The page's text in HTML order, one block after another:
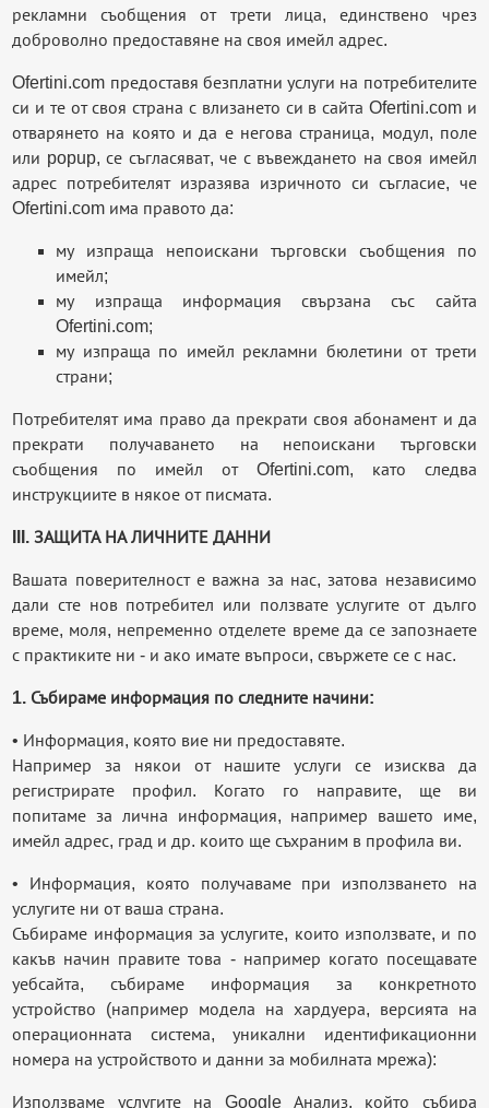
рекламни съобщения от трети лица, единствено чрез
доброволно предоставяне на своя имейл адрес.
Ofertini.com предоставя безплатни услуги на потребителите
си и те от своя страна с влизането си в сайта Ofertini.com и
отварянето на която и да е негова страница, модул, поле
или popup, се съгласяват, че с въвеждането на своя имейл
адрес потребителят изразява изричното си съгласие, че
Ofertini.com има правото да:
му изпраща непоискани търговски съобщения по
имейл;
му изпраща информация свързана със сайта
Ofertini.com;
му изпраща по имейл рекламни бюлетини от трети
страни;
Потребителят има право да прекрати своя абонамент и да
прекрати получаването на непоискани търговски
съобщения по имейл от Ofertini.com, като следва
инструкциите в някое от писмата.
III. ЗАЩИТА НА ЛИЧНИТЕ ДАННИ
Вашата поверителност е важна за нас, затова независимо
дали сте нов потребител или ползвате услугите от дълго
време, моля, непременно отделете време да се запознаете
с практиките ни - и ако имате въпроси, свържете се с нас.
1. Събираме информация по следните начини:
• Информация, която вие ни предоставяте.
Например за някои от нашите услуги се изисква да
регистрирате профил. Когато го направите, ще ви
попитаме за лична информация, например вашето име,
имейл адрес, град и др. които ще съхраним в профила ви.
• Информация, която получаваме при използването на
услугите ни от ваша страна.
Събираме информация за услугите, които използвате, и по
какъв начин правите това - например когато посещавате
уебсайта, събираме информация за конкретното
устройство (например модела на хардуера, версията на
операционната система, уникални идентификационни
номера на устройството и данни за мобилната мрежа):
Използваме услугите на Google Анализ, който събира